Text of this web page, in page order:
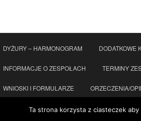
DYŻURY – HARMONOGRAM DODATKOWE
INFORMACJE O ZESPOŁACH TERMINY
WNIOSKI I FORMULARZE ORZECZENIA/
KONTAKT STANDARDY OCHRONY
Ta strona korzysta z ciasteczek